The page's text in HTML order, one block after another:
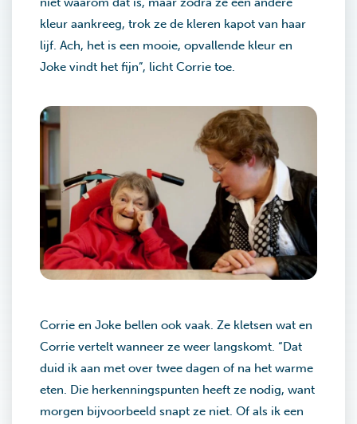
kleur aankreeg, trok ze de kleren kapot van haar
lijf. Ach, het is een mooie, opvallende kleur en
Joke vindt het fijn”, licht Corrie toe.
Corrie en Joke bellen ook vaak. Ze kletsen wat en
Corrie vertelt wanneer ze weer langskomt. “Dat
duid ik aan met over twee dagen of na het warme
eten. Die herkenningspunten heeft ze nodig, want
morgen bijvoorbeeld snapt ze niet. Of als ik een